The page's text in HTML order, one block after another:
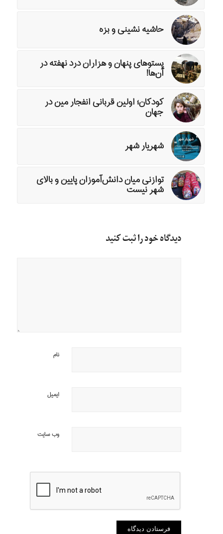
حاشیه نشینی و بزه
پستوهای پنهان و هزاران درد نهفته در
آن‌ها!
کودکان؛ اولین قربانی انفجار مین در
جهان
شهریار شهر
توازنی میان دانش‌آموزان پایین و بالای
شهر نیست
دیدگاه خود را ثبت کنید
نام
ایمیل
وب‌ سایت